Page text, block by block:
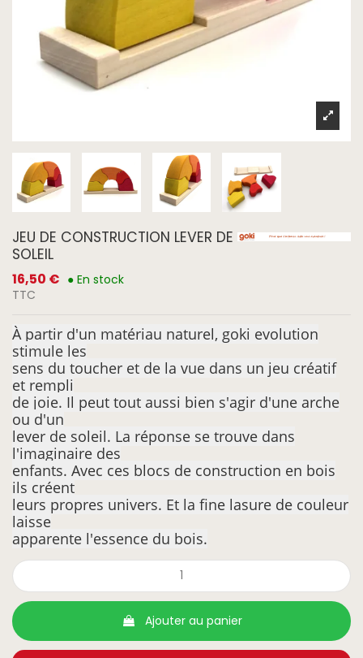
JEU DE CONSTRUCTION LEVER DE
SOLEIL
16,50 € ● En stock
TTC
À partir d'un matériau naturel, goki evolution
stimule les
sens du toucher et de la vue dans un jeu créatif
et rempli
de joie. Il peut tout aussi bien s'agir d'une arche
ou d'un
lever de soleil. La réponse se trouve dans
l'imaginaire des
enfants. Avec ces blocs de construction en bois
ils créent
leurs propres univers. Et la fine lasure de couleur
laisse
apparente l'essence du bois.
Ajouter au panier